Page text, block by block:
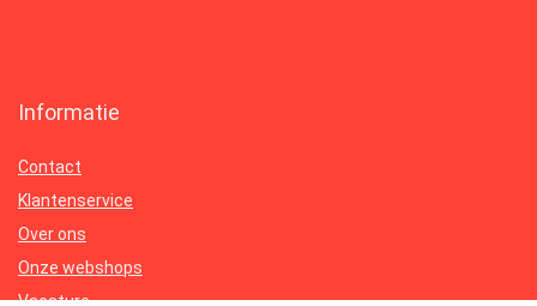
Informatie
Contact
Klantenservice
Over ons
Onze webshops
Vacature